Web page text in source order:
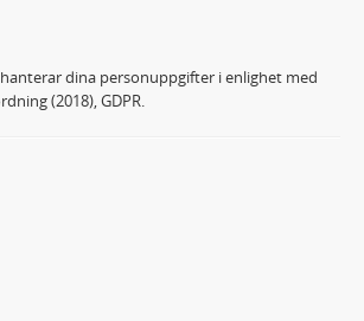
dina personuppgifter i enlighet med
(2018), GDPR.